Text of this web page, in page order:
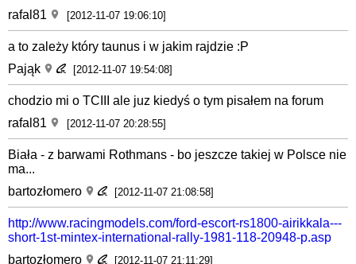
rafal81
[2012-11-07 19:06:10]
a to zależy który taunus i w jakim rajdzie :P
Pająk
[2012-11-07 19:54:08]
chodzio mi o TCIII ale juz kiedyś o tym pisałem na forum
rafal81
[2012-11-07 20:28:55]
Biała - z barwami Rothmans - bo jeszcze takiej w Polsce nie
ma...
bartozłomero
[2012-11-07 21:08:58]
http://www.racingmodels.com/ford-escort-rs1800-airikkala---
short-1st-mintex-international-rally-1981-118-20948-p.asp
bartozłomero
[2012-11-07 21:11:29]